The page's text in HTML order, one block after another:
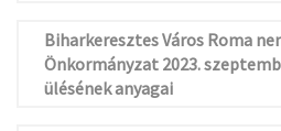
Biharkeresztes Város Roma
Önkormányzat 2023.
ülésének anyagai